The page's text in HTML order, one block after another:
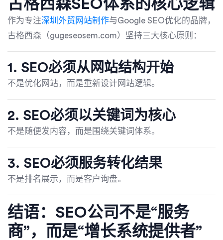
古格西森SEO体系的核心逻辑
作为专注深圳外贸网站制作与Google SEO优化的品牌，
古格西森（gugeseosem.com）坚持三大核心原则：
1. SEO必须从网站结构开始
不是优化网站，而是重新设计网站逻辑。
2. SEO必须以关键词为核心
不是随便发内容，而是围绕关键词体系。
3. SEO必须服务转化结果
不是排名展示，而是客户询盘。
结语：SEO公司不是“服务
商”，而是“增长系统提供者”